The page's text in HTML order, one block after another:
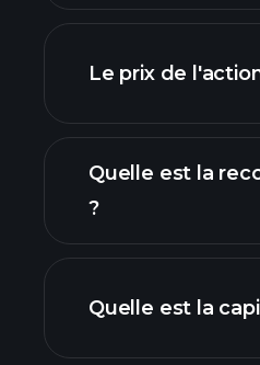
graphique
Le prix de
Quelle est la
?
Quelle est la